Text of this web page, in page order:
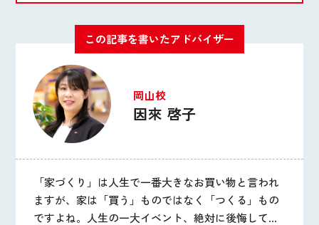
この記事を書いたアドバイザー
岡山校
因來 啓子
「家づくり」は人生で一番大きなお買い物と言われ
ますが、家は「買う」ものではなく「つくる」もの
ですよね。人生の一大イベント、絶対に後悔して欲